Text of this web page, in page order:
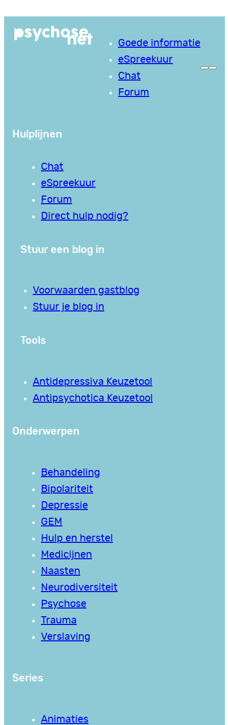
Goede informatie
eSpreekuur
Chat
Forum
Hulplijnen
Chat
eSpreekuur
Forum
Direct hulp nodig?
Stuur een blog in
Voorwaarden gastblog
Stuur je blog in
Tools
Antidepressiva Keuzetool
Antipsychotica Keuzetool
Onderwerpen
Behandeling
Bipolariteit
Depressie
GEM
Hulp en herstel
Medicijnen
Naasten
Neurodiversiteit
Psychose
Trauma
Verslaving
Series
Animaties